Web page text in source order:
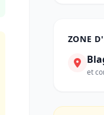
ZONE
et